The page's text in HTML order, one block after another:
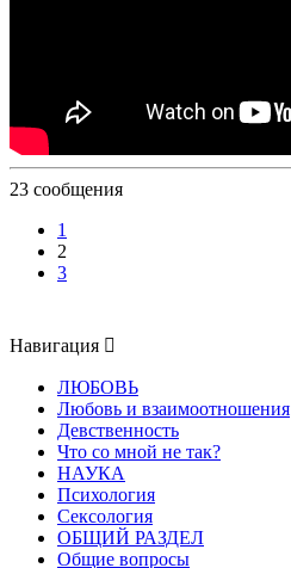
23 сообщения
1
2
3
Навигация
ЛЮБОВЬ
Любовь и взаимоотношения
Девственность
Что со мной не так?
НАУКА
Психология
Сексология
ОБЩИЙ РАЗДЕЛ
Общие вопросы